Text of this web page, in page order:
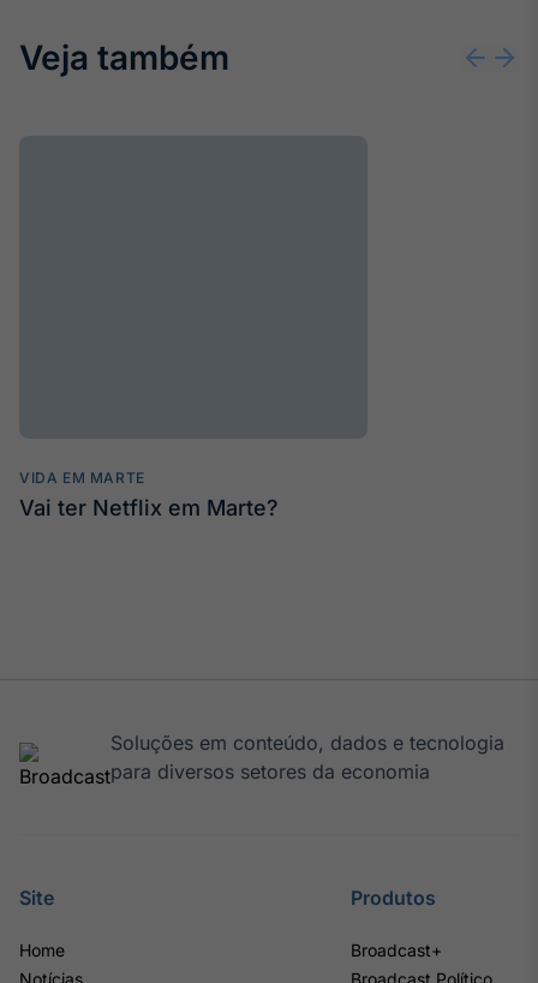
Veja também
VIDA EM MARTE
Vai ter Netflix em Marte?
Soluções em conteúdo, dados e tecnologia
para diversos setores da economia
Site
Home
Notícias
Produtos
Broadcast+
Broadcast Político